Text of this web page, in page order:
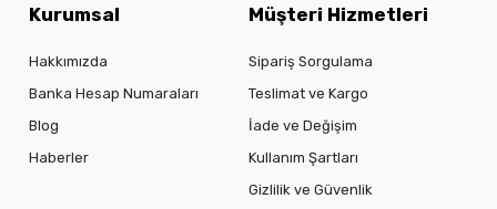
Kurumsal
Hakkımızda
Banka Hesap Numaraları
Blog
Haberler
Müşteri Hizmetleri
Sipariş Sorgulama
Teslimat ve Kargo
İade ve Değişim
Kullanım Şartları
Gizlilik ve Güvenlik